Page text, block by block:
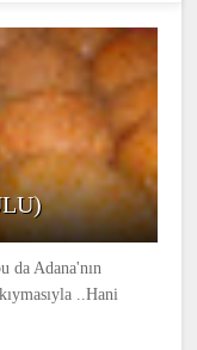
da Adana'nın
..Hani